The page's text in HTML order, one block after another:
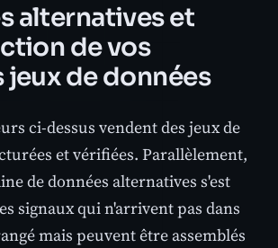
alternatives et
de vos
de données
ci-dessus vendent des jeux de
et vérifiées. Parallèlement,
de données alternatives s'est
signaux qui n'arrivent pas dans
mais peuvent être assemblés